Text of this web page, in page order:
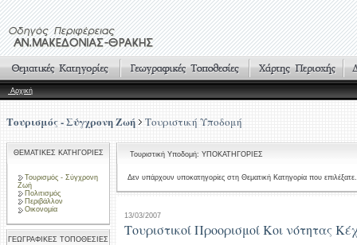
Αρχική
Τουρισμός - Σύγχρονη Ζωή Τουριστική Υποδομή
ΘΕΜΑΤΙΚΕΣ ΚΑΤΗΓΟΡΙΕΣ
Τουρισμός - Σύγχρονη
Ζωή
Πολιτισμός
Περιβάλλον
Οικονομία
ΓΕΩΓΡΑΦΙΚΕΣ ΤΟΠΟΘΕΣΙΕΣ
Τουριστική Υποδομή: ΥΠΟΚΑΤΗΓΟΡΙΕΣ
Δεν υπάρχουν υποκατηγορίες στη Θεματική Κατηγορία που επιλέξατε.
13/03/2007
Τουριστικοί Προορισμοί Κοι νότητας